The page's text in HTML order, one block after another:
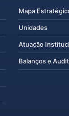
Mapa
Unidades
Atuação
Balanços e